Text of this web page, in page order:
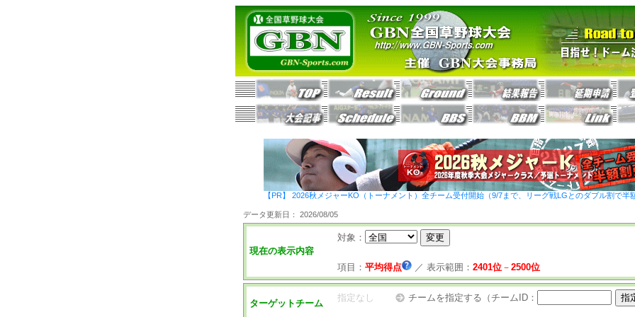
【PR】 2026秋メジャーKO（トーナメント）全チーム受付開始（9/7まで、リーグ戦LGとのダブル割で半
データ更新日： 2026/08/05
現在の表示内容
対象：
項目： 平均得点 ／ 表示範囲： 2401位－ 2500位
ターゲットチーム
指定なし チームを指定する（チームID：